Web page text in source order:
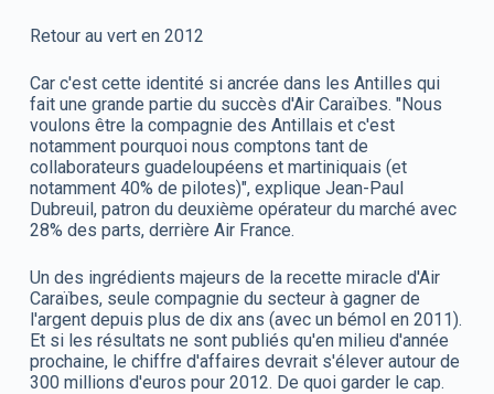
Retour au vert en 2012
Car c'est cette identité si ancrée dans les Antilles qui
fait une grande partie du succès d'Air Caraïbes. "Nous
voulons être la compagnie des Antillais et c'est
notamment pourquoi nous comptons tant de
collaborateurs guadeloupéens et martiniquais (et
notamment 40% de pilotes)", explique Jean-Paul
Dubreuil, patron du deuxième opérateur du marché avec
28% des parts, derrière Air France.
Un des ingrédients majeurs de la recette miracle d'Air
Caraïbes, seule compagnie du secteur à gagner de
l'argent depuis plus de dix ans (avec un bémol en 2011).
Et si les résultats ne sont publiés qu'en milieu d'année
prochaine, le chiffre d'affaires devrait s'élever autour de
300 millions d'euros pour 2012. De quoi garder le cap.